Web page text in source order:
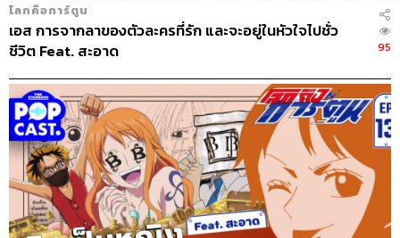
โลกคือการ์ตูน
เอส การจากลาของตัวละครที่รัก และจะอยู่ในหัวใจไปชั่ว
ชีวิต Feat. สะอาด
95